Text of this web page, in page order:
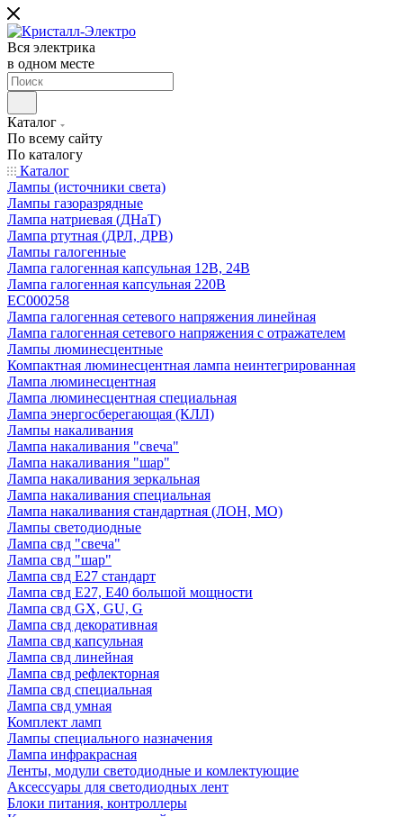
Вся электрика
в одном месте
Каталог
По всему сайту
По каталогу
Каталог
Лампы (источники света)
Лампы газоразрядные
Лампа натриевая (ДНаТ)
Лампа ртутная (ДРЛ, ДРВ)
Лампы галогенные
Лампа галогенная капсульная 12В, 24В
Лампа галогенная капсульная 220В
EC000258
Лампа галогенная сетевого напряжения линейная
Лампа галогенная сетевого напряжения с отражателем
Лампы люминесцентные
Компактная люминесцентная лампа неинтегрированная
Лампа люминесцентная
Лампа люминесцентная специальная
Лампа энергосберегающая (КЛЛ)
Лампы накаливания
Лампа накаливания "свеча"
Лампа накаливания "шар"
Лампа накаливания зеркальная
Лампа накаливания специальная
Лампа накаливания стандартная (ЛОН, МО)
Лампы светодиодные
Лампа свд "свеча"
Лампа свд "шар"
Лампа свд E27 стандарт
Лампа свд E27, Е40 большой мощности
Лампа свд GX, GU, G
Лампа свд декоративная
Лампа свд капсульная
Лампа свд линейная
Лампа свд рефлекторная
Лампа свд специальная
Лампа свд умная
Комплект ламп
Лампы специального назначения
Лампа инфракрасная
Ленты, модули светодиодные и комлектующие
Аксессуары для светодиодных лент
Блоки питания, контроллеры